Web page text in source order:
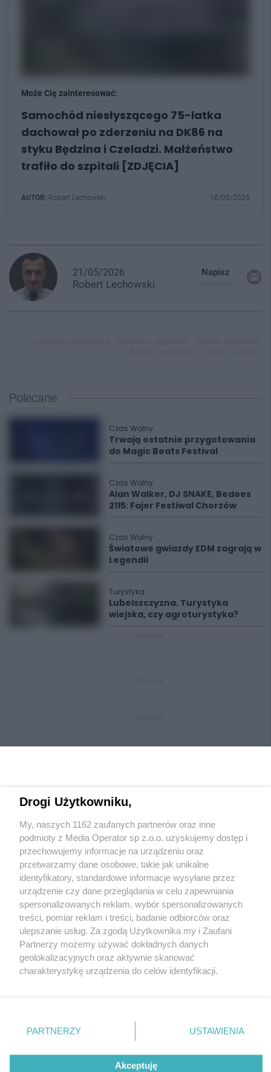
Może Cię zainteresować:
Samochód niesłyszącego 75-latka
dachował po zderzeniu na DK86 na
styku Będzina i Czeladzi. Małżeństwo
trafiło do szpitali [ZDJĘCIA]
AUTOR: Robert Lechowski 16/05/2025
21/05/2026
Robert Lechowski
Napisz
Polecane
Czas Wolny
Trwają ostatnie przygotowania
do Magic Beats Festival
Czas Wolny
Alan Walker, DJ SNAKE, Bedoes
2115: Fajer Festiwal Chorzów
Czas Wolny
Światowe gwiazdy EDM zagrają w
Legendii
Turystyka
Lubelszczyzna. Turystyka
wiejska, czy agroturystyka?
Wydawca mediówlokalnych
Nie zapomnij
zapoznać się z:
polityką prywatności
Twojemiasto
Piekary Śląskie
Chorzów
Tarnowskie Góry
Gliwice
Skontakuj sięz nami
Kontakt
Redakcja
Newsletter
Drogi Użytkowniku,
My, naszych 1162 zaufanych partnerów oraz inne
podmioty z Media Operator sp z.o.o. uzyskujemy dostęp i
przechowujemy informacje na urządzeniu oraz
przetwarzamy dane osobowe, takie jak unikalne
identyfikatory, standardowe informacje wysyłane przez
urządzenie czy dane przeglądania w celu zapewniania
spersonalizowanych reklam, wybór spersonalizowanych
treści, pomiar reklam i treści, badanie odbiorców oraz
ulepszanie usług. Za zgodą Użytkownika my i Zaufani
Partnerzy możemy używać dokładnych danych
geolokalizacyjnych oraz aktywnie skanować
charakterystykę urządzenia do celów identyfikacji.
zmienić/wycofać klikając przycisk ustawień prywatności
znajdujący się w lewym dolnym rogu strony
rodzaje przetwarzania danych nie wymagają zgody
użytkownika, ale masz prawo sprzeciwić się takiemu
PARTNERZY USTAWIENIA
Akceptuję